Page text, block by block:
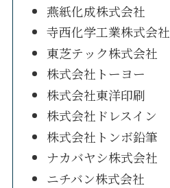
燕紙化成株式会社
寺西化学工業株式会社
東芝テック株式会社
株式会社トーヨー
株式会社東洋印刷
株式会社ドレスイン
株式会社トンボ鉛筆
ナカバヤシ株式会社
ニチバン株式会社